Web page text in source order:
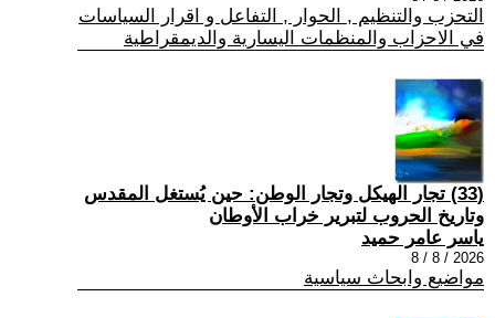
التحزب والتنظيم , الحوار , التفاعل و اقرار السياسات
في الاحزاب والمنظمات اليسارية والديمقراطية
(33) تجار الهيكل وتجار الوطن: حين يُستغل المقدس
وتاريخ الحروب لتبرير خراب الأوطان
ياسر عامر حميد
2026 / 8 / 8
مواضيع وابحاث سياسية